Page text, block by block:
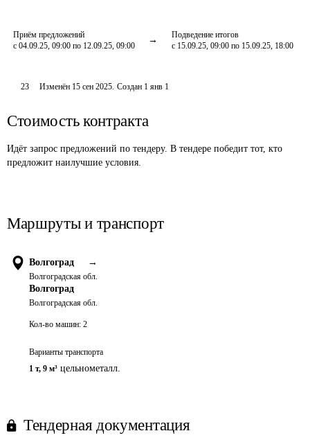
Приём предложений
с 04.09.25, 09:00 по 12.09.25, 09:00
Подведение итогов
с 15.09.25, 09:00 по 15.09.25, 18:00
23 Изменён 15 сен 2025. Создан 1 янв 1
Стоимость контракта
Идёт запрос предложений по тендеру. В тендере победит тот, кто
предложит наилучшие условия.
Маршруты и транспорт
Волгоград →
Волгоградская обл.
Волгоград
Волгоградская обл.
Кол-во машин: 2
Варианты транспорта
1 т, 9 м³ цельнометалл.
Тендерная документация